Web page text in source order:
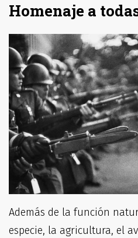
Homenaje a
Además de la función
especie, la agricultura, el